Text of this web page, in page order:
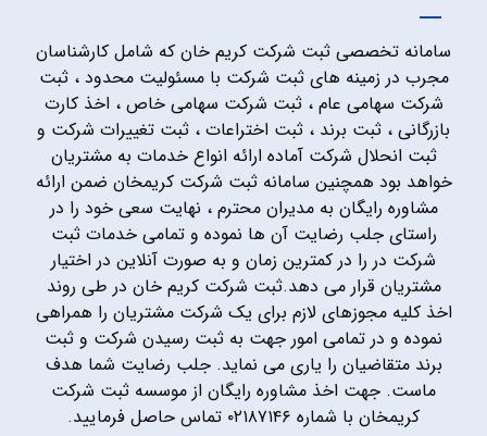
سامانه تخصصی ثبت شرکت کریم خان که شامل کارشناسان
مجرب در زمینه های ثبت شرکت با مسئولیت محدود ، ثبت
شرکت سهامی عام ، ثبت شرکت سهامی خاص ، اخذ کارت
بازرگانی ، ثبت برند ، ثبت اختراعات ، ثبت تغییرات شرکت و
ثبت انحلال شرکت آماده ارائه انواع خدمات به مشتریان
خواهد بود همچنین سامانه ثبت شرکت کریمخان ضمن ارائه
مشاوره رایگان به مدیران محترم ، نهایت سعی خود را در
راستای جلب رضایت آن ها نموده و تمامی خدمات ثبت
شرکت در را در کمترین زمان و به صورت آنلاین در اختیار
مشتریان قرار می دهد.ثبت شرکت کریم خان در طی روند
اخذ کلیه مجوزهای لازم برای یک شرکت مشتریان را همراهی
نموده و در تمامی امور جهت به ثبت رسیدن شرکت و ثبت
برند متقاضیان را یاری می نماید. جلب رضایت شما هدف
ماست. جهت اخذ مشاوره رایگان از موسسه ثبت شرکت
کریمخان با شماره ۰۲۱۸۷۱۴۶ تماس حاصل فرمایید.